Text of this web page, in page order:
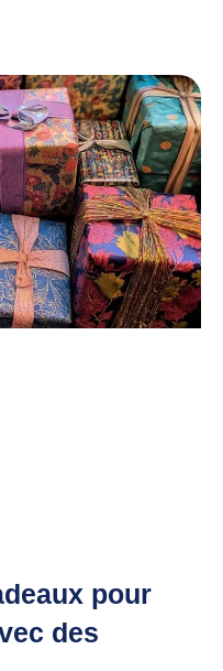
pour
des